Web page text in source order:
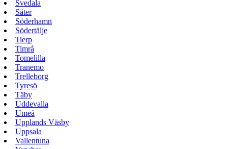
Svedala
Säter
Söderhamn
Södertälje
Tierp
Timrå
Tomelilla
Tranemo
Trelleborg
Tyresö
Täby
Uddevalla
Umeå
Upplands Väsby
Uppsala
Vallentuna